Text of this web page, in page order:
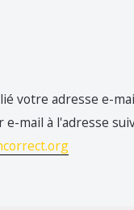
votre adresse e-
mail à l'adresse